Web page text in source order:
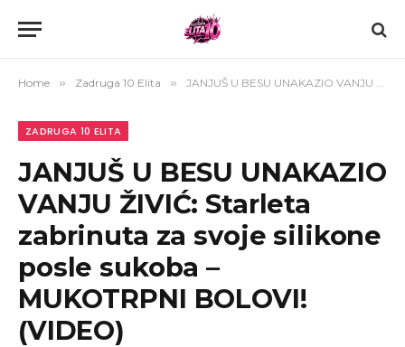
Home » Zadruga 10 Elita » JANJUŠ U BESU UNAKAZIO VANJU ŽIVIĆ: Starleta zabrinuta za svoje silikone posle sukoba – MUKOTRPNI BOLOVI! (VIDEO)
ZADRUGA 10 ELITA
JANJUŠ U BESU UNAKAZIO
VANJU ŽIVIĆ: Starleta
zabrinuta za svoje silikone
posle sukoba –
MUKOTRPNI BOLOVI!
(VIDEO)